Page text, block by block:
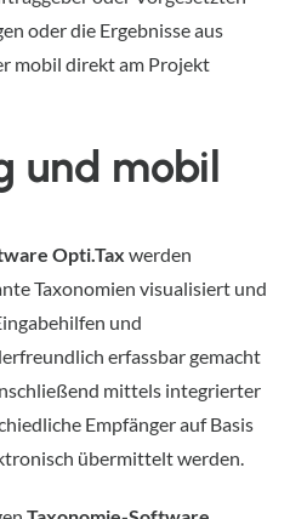
oder die Ergebnisse aus
mobil direkt am Projekt
und mobil
Opti.Tax werden
Taxonomien visualisiert und
und
erfassbar gemacht
mittels integrierter
Empfänger auf Basis
übermittelt werden.